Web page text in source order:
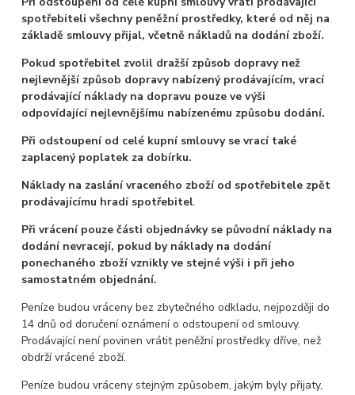
spotřebiteli všechny peněžní prostředky, které od něj na
základě smlouvy přijal, včetně nákladů na dodání zboží.
Pokud spotřebitel zvolil dražší způsob dopravy než
nejlevnější způsob dopravy nabízený prodávajícím, vrací
prodávající náklady na dopravu pouze ve výši
odpovídající nejlevnějšímu nabízenému způsobu dodání.
Při odstoupení od celé kupní smlouvy se vrací také
zaplacený poplatek za dobírku.
Náklady na zaslání vraceného zboží od spotřebitele zpět
prodávajícímu hradí spotřebitel.
Při vrácení pouze části objednávky se původní náklady na
dodání nevracejí, pokud by náklady na dodání
ponechaného zboží vznikly ve stejné výši i při jeho
samostatném objednání.
Peníze budou vráceny bez zbytečného odkladu, nejpozději do
14 dnů od doručení oznámení o odstoupení od smlouvy.
Prodávající není povinen vrátit peněžní prostředky dříve, než
obdrží vrácené zboží.
Peníze budou vráceny stejným způsobem, jakým byly přijaty,